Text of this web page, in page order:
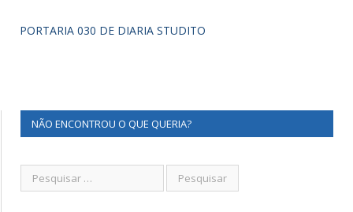
PORTARIA 030 DE DIARIA STUDITO
NÃO ENCONTROU O QUE QUERIA?